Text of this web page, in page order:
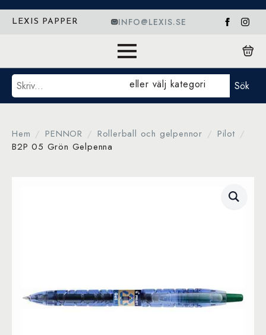
LEXIS PAPPER INFO@LEXIS.SE
Sök eller välj kategori Sök
Hem PENNOR Rollerball och gelpennor
Pilot
B2P 05 Grön Gelpenna